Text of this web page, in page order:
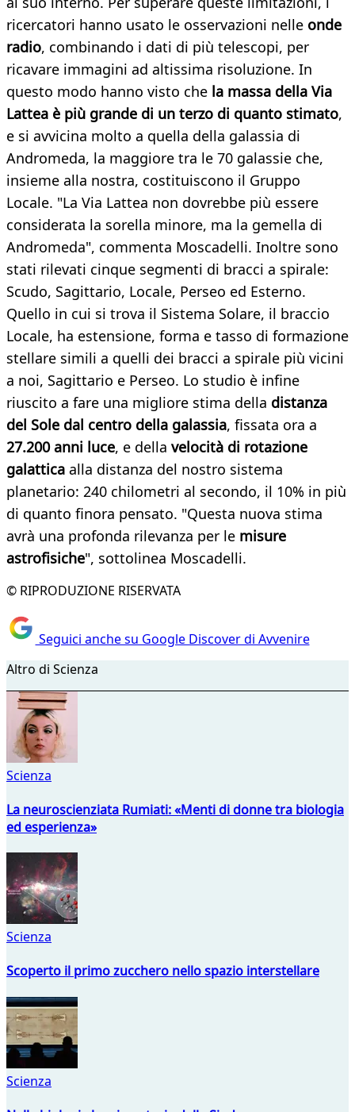
ricercatori hanno usato le osservazioni nelle onde
radio, combinando i dati di più telescopi, per
ricavare immagini ad altissima risoluzione. In
questo modo hanno visto che la massa della Via
Lattea è più grande di un terzo di quanto stimato,
e si avvicina molto a quella della galassia di
Andromeda, la maggiore tra le 70 galassie che,
insieme alla nostra, costituiscono il Gruppo
Locale. "La Via Lattea non dovrebbe più essere
considerata la sorella minore, ma la gemella di
Andromeda", commenta Moscadelli. Inoltre sono
stati rilevati cinque segmenti di bracci a spirale:
Scudo, Sagittario, Locale, Perseo ed Esterno.
Quello in cui si trova il Sistema Solare, il braccio
Locale, ha estensione, forma e tasso di formazione
stellare simili a quelli dei bracci a spirale più vicini
a noi, Sagittario e Perseo. Lo studio è infine
riuscito a fare una migliore stima della distanza
del Sole dal centro della galassia, fissata ora a
27.200 anni luce, e della velocità di rotazione
galattica alla distanza del nostro sistema
planetario: 240 chilometri al secondo, il 10% in più
di quanto finora pensato. "Questa nuova stima
avrà una profonda rilevanza per le misure
astrofisiche", sottolinea Moscadelli.
© RIPRODUZIONE RISERVATA
Seguici anche su Google Discover di Avvenire
Altro di Scienza
Scienza
La neuroscienziata Rumiati: «Menti di donne tra biologia
ed esperienza»
Scienza
Scoperto il primo zucchero nello spazio interstellare
Scienza